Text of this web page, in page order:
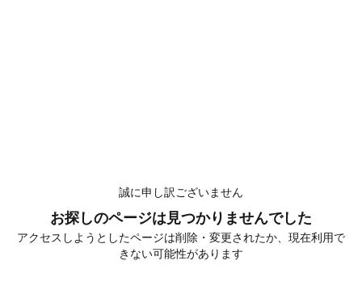
誠に申し訳ございません
お探しのページは見つかりませんでした
アクセスしようとしたページは削除・変更されたか、現在利用で
きない可能性があります